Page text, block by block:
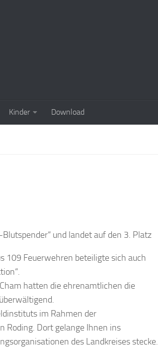
Kinder Download
und landet auf den 3. Platz
109 Feuerwehren beteiligte sich auch
hatten die ehrenamtlichen die
im Rahmen der
Roding. Dort gelange Ihnen ins
des Landkreises stecke.